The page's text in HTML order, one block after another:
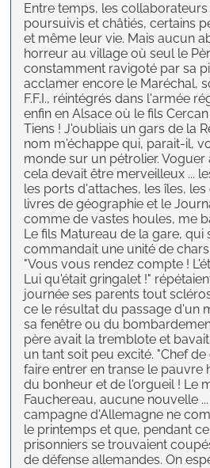
Entre temps, les
poursuivis et châtiés, certains
et même leur vie. Mais aucun
horreur au village où seul le
constamment ravigoté par sa
acclamer encore le Maréchal,
F.F.I., réintégrés dans l'armée
enfin en Alsace où le fils
Tiens ! J'oubliais un gars de la
nom m'échappe qui, parait-il,
monde sur un pétrolier.
cela devait être merveilleux ...
les ports d'attaches, les îles, les
livres de géographie et le
comme de vastes houles, me
Le fils Matureau de la gare, qui
commandait une unité de
"Vous vous rendez compte !
Lui qu'était gringalet !"
journée ses parents tout
ce le résultat du passage d'un
sa fenêtre ou du
père avait la tremblote et
un tant soit peu excité. "Chef de
faire entrer en transe le
du bonheur et de l'orgueil ! Le
Fauchereau, aucune nouvelle
campagne d'Allemagne ne
le printemps et que, pendant
prisonniers se trouvaient
de défense allemandes. On